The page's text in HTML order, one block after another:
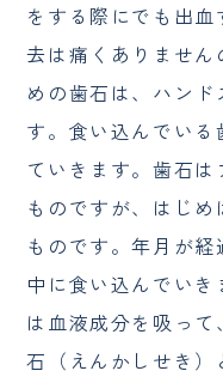
をする際にでも出
去は痛くありません
めの歯石は、ハン
す。食い込んでいる
ていきます。歯石
ものですが、はじ
ものです。年月が
中に食い込んでい
は血液成分を吸っ
石（えんかしせき